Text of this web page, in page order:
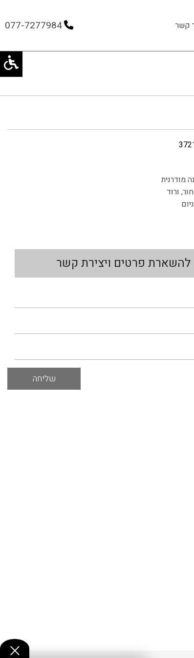
קשר 077-7277984
מודרנית
ורוד
להשארת פרטים ויצירת קשר